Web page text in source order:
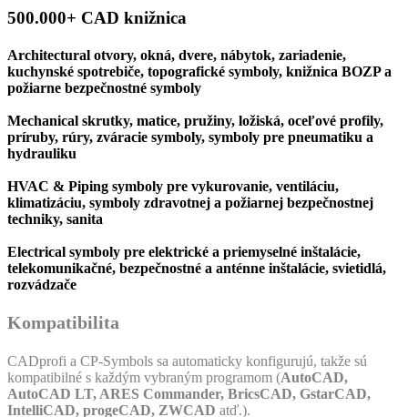
500.000+ CAD knižnica
Architectural otvory, okná, dvere, nábytok, zariadenie,
kuchynské spotrebiče, topografické symboly, knižnica BOZP a
požiarne bezpečnostné symboly
Mechanical skrutky, matice, pružiny, ložiská, oceľové profily,
príruby, rúry, zváracie symboly, symboly pre pneumatiku a
hydrauliku
HVAC & Piping symboly pre vykurovanie, ventiláciu,
klimatizáciu, symboly zdravotnej a požiarnej bezpečnostnej
techniky, sanita
Electrical symboly pre elektrické a priemyselné inštalácie,
telekomunikačné, bezpečnostné a anténne inštalácie, svietidlá,
rozvádzače
Kompatibilita
CADprofi a CP-Symbols sa automaticky konfigurujú, takže sú
kompatibilné s každým vybraným programom (AutoCAD,
AutoCAD LT, ARES Commander, BricsCAD, GstarCAD,
IntelliCAD, progeCAD, ZWCAD atď.).